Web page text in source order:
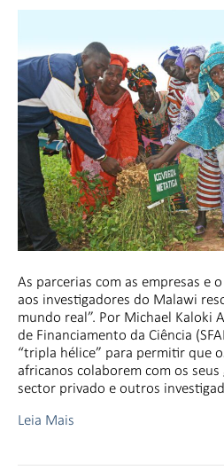
As parcerias com as empresas e
aos investigadores do Malawi
mundo real”. Por Michael Kaloki
de Financiamento da Ciência
“tripla hélice” para permitir que
africanos colaborem com os
sector privado e outros
Leia Mais